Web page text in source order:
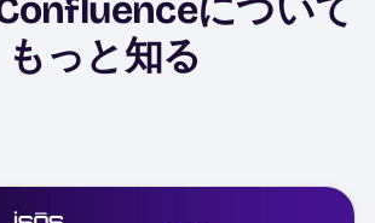
について
もっと知る